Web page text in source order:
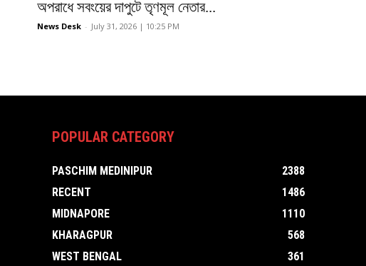
অপরাধে সবংয়ের দাপুটে তৃণমূল নেতার...
News Desk - July 31, 2026 | 10:25 PM
POPULAR CATEGORY
PASCHIM MEDINIPUR
2388
RECENT
1486
MIDNAPORE
1110
KHARAGPUR
568
WEST BENGAL
361